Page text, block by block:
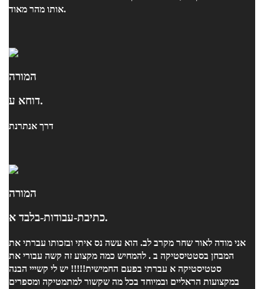
אותו מהר מאוד.
המורה
דוחא ע.
דרך אנתרנת
המורה
כתיבת-עבודות-בלבד א.
אני מודה לאור שחר מקרב לב. הוא עשה נס איתי ובזכותו עברתי את
המבחן בסטטיסטיקה ב . להמחיש כמה מקצוע זה קשה עבורי את
סטטיסטיקה א עברתי בפעם החמישית!!!!! יש לי קשייי הבנה
במקצועות הראליים ובמיוחד בכל מה שקשור למתמטיקה ומספרים